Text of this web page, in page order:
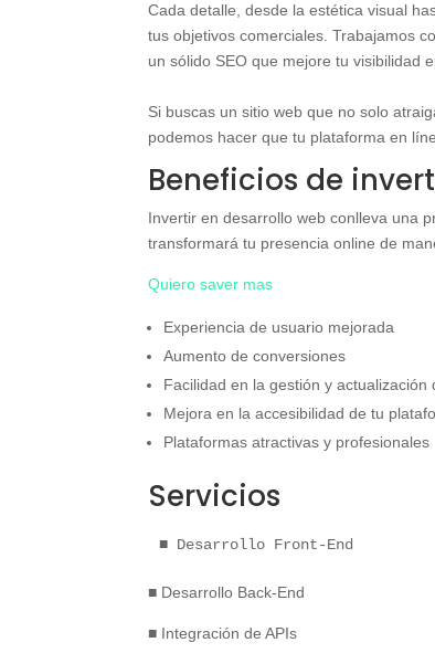
Cada detalle, desde la estética visual
tus objetivos comerciales. Trabajamos
un sólido SEO que mejore tu visibilidad
Si buscas un sitio web que no solo
podemos hacer que tu plataforma en
Beneficios de
Invertir en desarrollo web conlleva una
transformará tu presencia online de
Quiero saver mas
Experiencia de usuario mejorada
Aumento de conversiones
Facilidad en la gestión y actualización
Mejora en la accesibilidad de tu
Plataformas atractivas y profesionales
Servicios
■ Desarrollo Front-End
■ Desarrollo Back-End
■ Integración de APIs